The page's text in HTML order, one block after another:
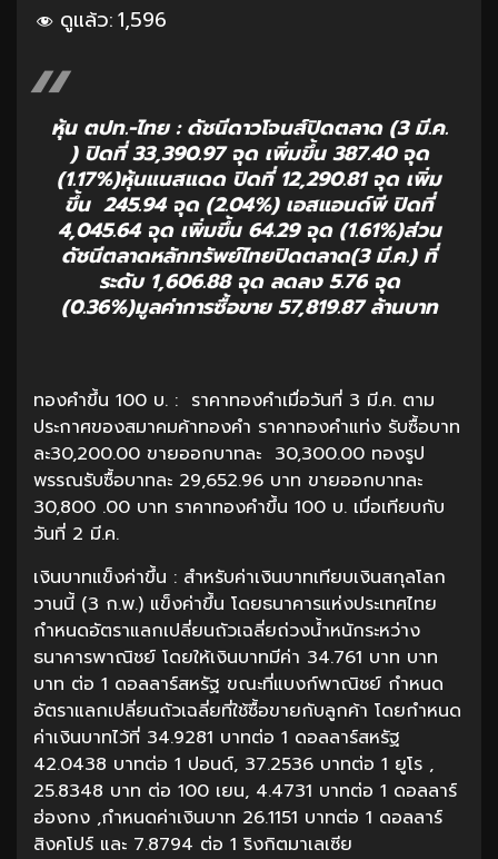
ดูแล้ว:1,596
หุ้น ตปท.-ไทย : ดัชนีดาวโจนส์ปิดตลาด (3 มี.ค.
) ปิดที่ 33,390.97 จุด เพิ่มขึ้น 387.40 จุด
(1.17%)หุ้นแนสแดด ปิดที่ 12,290.81 จุด เพิ่ม
ขึ้น 245.94 จุด (2.04%) เอสแอนด์พี ปิดที่
4,045.64 จุด เพิ่มขึ้น 64.29 จุด (1.61%)ส่วน
ดัชนีตลาดหลักทรัพย์ไทยปิดตลาด(3 มี.ค.) ที่
ระดับ 1,606.88 จุด ลดลง 5.76 จุด
(0.36%)มูลค่าการซื้อขาย 57,819.87 ล้านบาท
ทองคำขึ้น 100 บ. : ราคาทองคำเมื่อวันที่ 3 มี.ค. ตาม
ประกาศของสมาคมค้าทองคำ ราคาทองคำแท่ง รับซื้อบาท
ละ30,200.00 ขายออกบาทละ 30,300.00 ทองรูป
พรรณรับซื้อบาทละ 29,652.96 บาท ขายออกบาทละ
30,800 .00 บาท ราคาทองคำขึ้น 100 บ. เมื่อเทียบกับ
วันที่ 2 มี.ค.
เงินบาทแข็งค่าขึ้น : สำหรับค่าเงินบาทเทียบเงินสกุลโลก
วานนี้ (3 ก.พ.) แข็งค่าขึ้น โดยธนาคารแห่งประเทศไทย
กำหนดอัตราแลกเปลี่ยนถัวเฉลี่ยถ่วงน้ำหนักระหว่าง
ธนาคารพาณิชย์ โดยให้เงินบาทมีค่า 34.761 บาท บาท
บาท ต่อ 1 ดอลลาร์สหรัฐ ขณะที่แบงก์พาณิชย์ กำหนด
อัตราแลกเปลี่ยนถัวเฉลี่ยที่ใช้ซื้อขายกับลูกค้า โดยกำหนด
ค่าเงินบาทไว้ที่ 34.9281 บาทต่อ 1 ดอลลาร์สหรัฐ
42.0438 บาทต่อ 1 ปอนด์, 37.2536 บาทต่อ 1 ยูโร ,
25.8348 บาท ต่อ 100 เยน, 4.4731 บาทต่อ 1 ดอลลาร์
ฮ่องกง ,กำหนดค่าเงินบาท 26.1151 บาทต่อ 1 ดอลลาร์
สิงคโปร์ และ 7.8794 ต่อ 1 ริงกิตมาเลเซีย